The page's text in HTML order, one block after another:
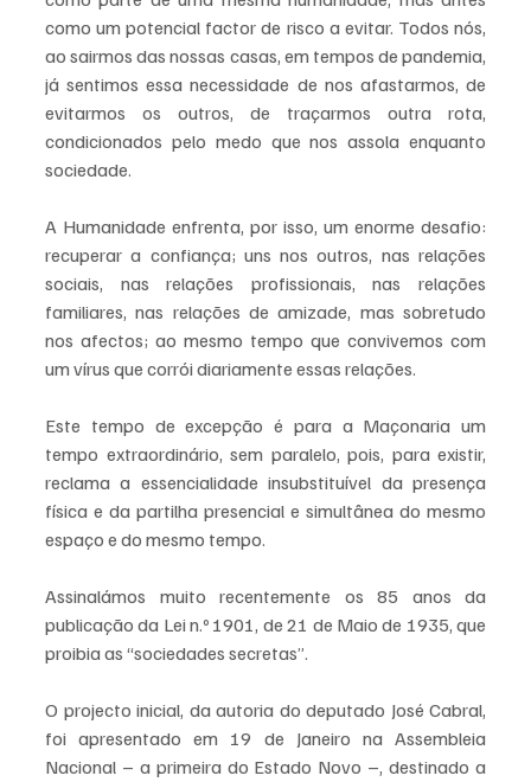
como um potencial factor de risco a evitar. Todos nós,
ao sairmos das nossas casas, em tempos de pandemia,
já sentimos essa necessidade de nos afastarmos, de
evitarmos os outros, de traçarmos outra rota,
condicionados pelo medo que nos assola enquanto
sociedade.
A Humanidade enfrenta, por isso, um enorme desafio:
recuperar a confiança; uns nos outros, nas relações
sociais, nas relações profissionais, nas relações
familiares, nas relações de amizade, mas sobretudo
nos afectos; ao mesmo tempo que convivemos com
um vírus que corrói diariamente essas relações.
Este tempo de excepção é para a Maçonaria um
tempo extraordinário, sem paralelo, pois, para existir,
reclama a essencialidade insubstituível da presença
física e da partilha presencial e simultânea do mesmo
espaço e do mesmo tempo.
Assinalámos muito recentemente os 85 anos da
publicação da Lei n.º 1901, de 21 de Maio de 1935, que
proibia as “sociedades secretas”.
O projecto inicial, da autoria do deputado José Cabral,
foi apresentado em 19 de Janeiro na Assembleia
Nacional – a primeira do Estado Novo –, destinado a